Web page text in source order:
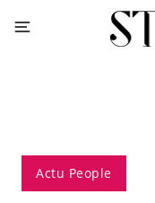
Actu People